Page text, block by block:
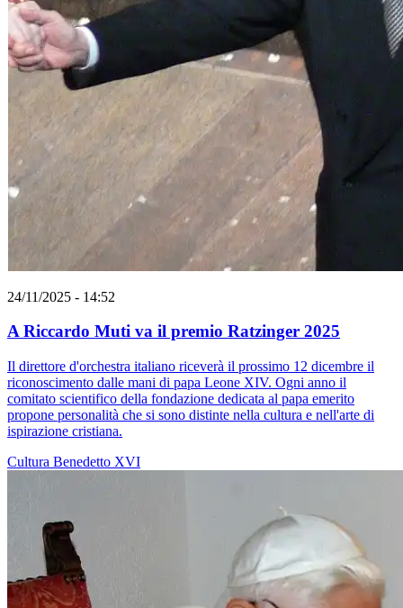
24/11/2025 - 14:52
A Riccardo Muti va il premio Ratzinger 2025
Il direttore d'orchestra italiano riceverà il prossimo 12 dicembre il
riconoscimento dalle mani di papa Leone XIV. Ogni anno il
comitato scientifico della fondazione dedicata al papa emerito
propone personalità che si sono distinte nella cultura e nell'arte di
ispirazione cristiana.
Cultura Benedetto XVI